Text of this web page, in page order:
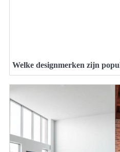
Welke designmerken zijn